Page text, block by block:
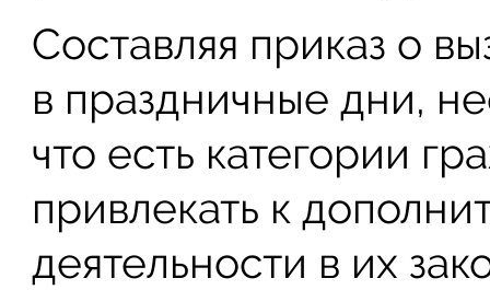
Составляя приказ о
в праздничные дни,
что есть категории
привлекать к
деятельности в их